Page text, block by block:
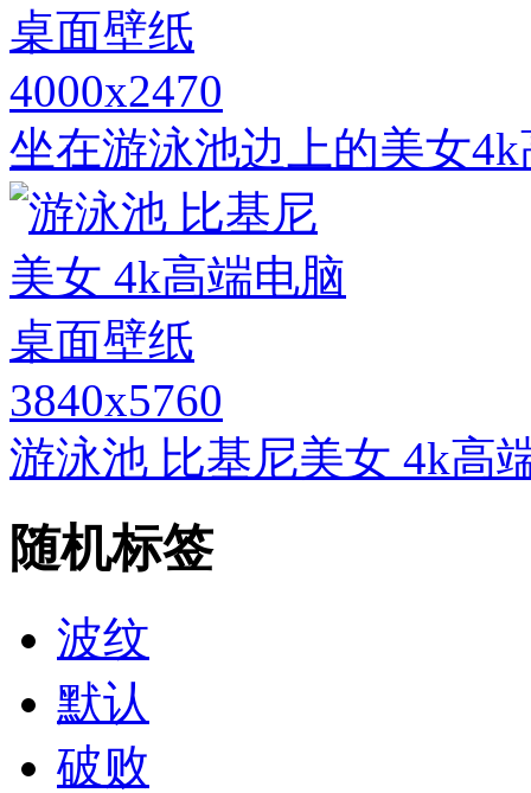
4000x2470
坐在游泳池边上的美女
3840x5760
游泳池 比基尼美女 4k高
随机标签
波纹
默认
破败